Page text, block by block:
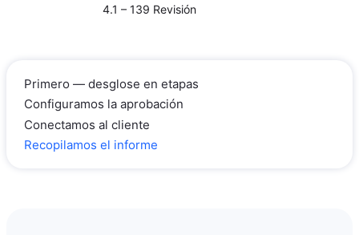
4.1 – 139 Revisión
Primero — desglose en etapas
Configuramos la aprobación
Conectamos al cliente
Recopilamos el informe